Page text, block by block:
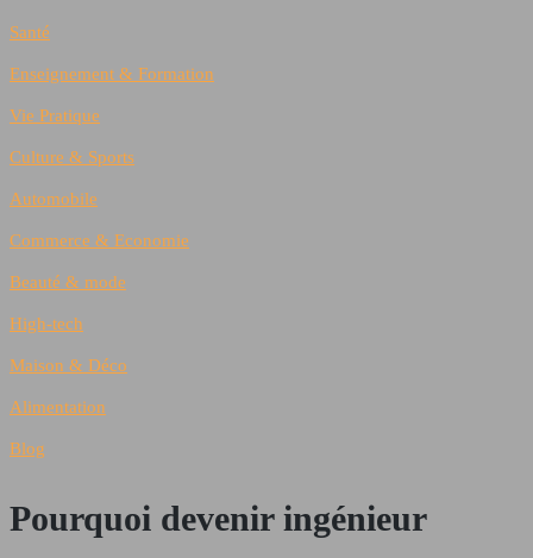
Santé
Enseignement & Formation
Vie Pratique
Culture & Sports
Automobile
Commerce & Economie
Beauté & mode
High-tech
Maison & Déco
Alimentation
Blog
Pourquoi devenir ingénieur